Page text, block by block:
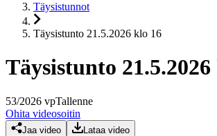
Täysistunnot
Täysistunto 21.5.2026 klo 16
Täysistunto
53/2026 vpTallenne
Ohita videosoitin
Jaa video Lataa video